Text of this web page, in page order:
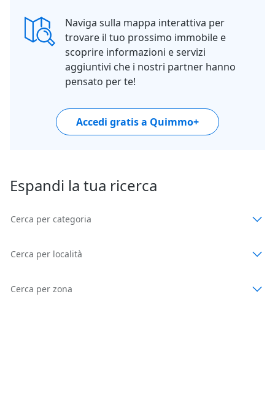
Naviga sulla mappa interattiva per
trovare il tuo prossimo immobile e
scoprire informazioni e servizi
aggiuntivi che i nostri partner hanno
pensato per te!
Accedi gratis a Quimmo+
Espandi la tua ricerca
Cerca per categoria
Cerca per località
Cerca per zona